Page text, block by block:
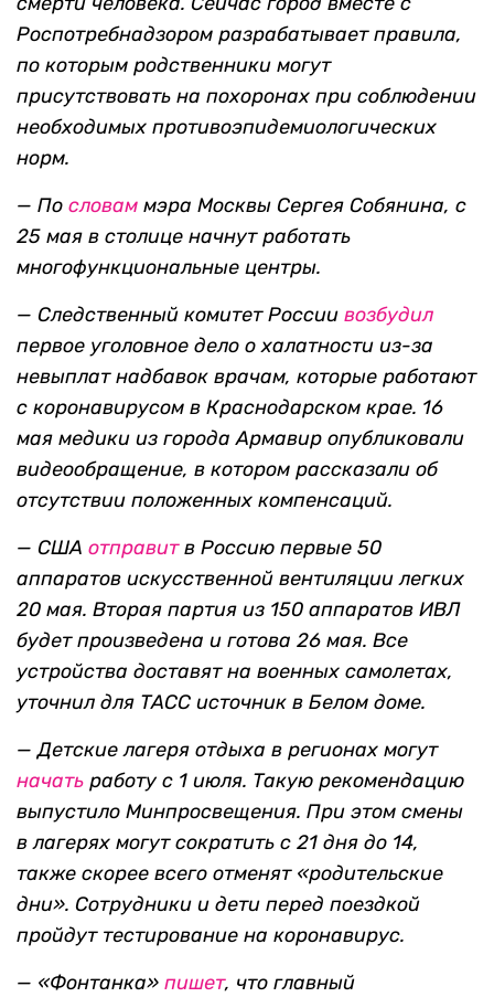
Роспотребнадзором разрабатывает правила,
по которым родственники могут
присутствовать на похоронах при соблюдении
необходимых противоэпидемиологических
норм.
— По словам мэра Москвы Сергея Собянина, с
25 мая в столице начнут работать
многофункциональные центры.
— Следственный комитет России возбудил
первое уголовное дело о халатности из-за
невыплат надбавок врачам, которые работают
с коронавирусом в Краснодарском крае. 16
мая медики из города Армавир опубликовали
видеообращение, в котором рассказали об
отсутствии положенных компенсаций.
— США отправитв Россию первые 50
аппаратов искусственной вентиляции легких
20 мая. Вторая партия из 150 аппаратов ИВЛ
будет произведена и готова 26 мая. Все
устройства доставят на военных самолетах,
уточнил для ТАСС источник в Белом доме.
— Детские лагеря отдыха в регионах могут
начать работу с 1 июля. Такую рекомендацию
выпустило Минпросвещения. При этом смены
в лагерях могут сократить с 21 дня до 14,
также скорее всего отменят «родительские
дни». Сотрудники и дети перед поездкой
пройдут тестирование на коронавирус.
— «Фонтанка» пишет, что главный